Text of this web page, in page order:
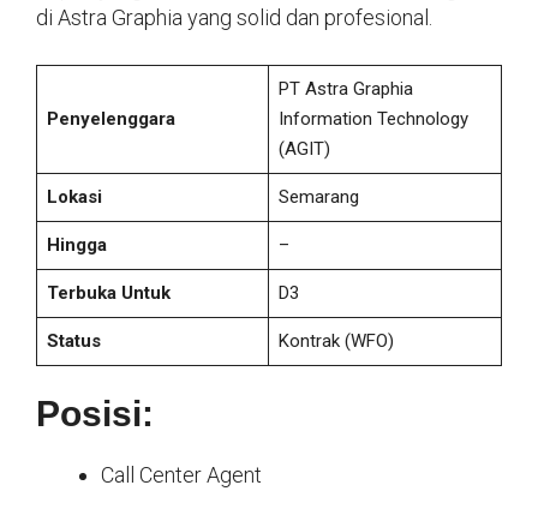
di Astra Graphia yang solid dan profesional.
Penyelenggara
PT Astra Graphia
Information Technology
(AGIT)
Lokasi Semarang
Hingga –
Terbuka Untuk D3
Status Kontrak (WFO)
Posisi:
Call Center Agent